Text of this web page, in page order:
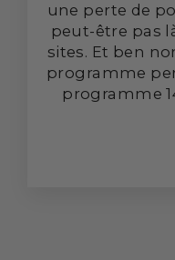
une perte de
peut-être pas
sites. Et ben
programme
programme